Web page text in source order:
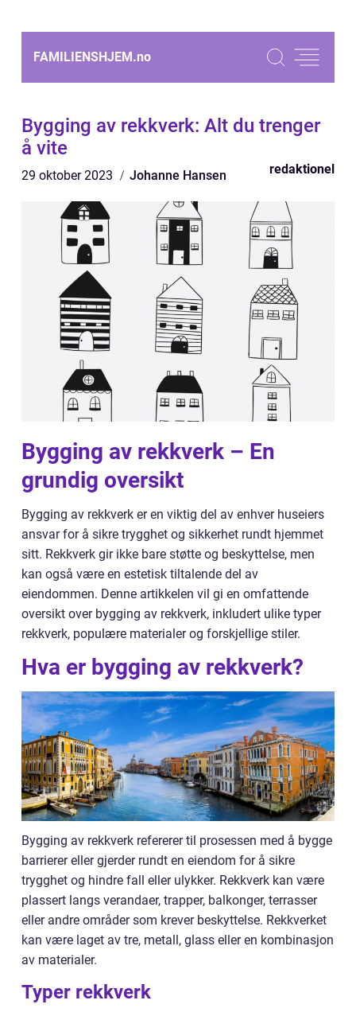
FAMILIENSHJEM.no
Bygging av rekkverk: Alt du trenger
å vite
29 oktober 2023 Johanne Hansen redaktionel
Bygging av rekkverk – En
grundig oversikt
Bygging av rekkverk er en viktig del av enhver huseiers
ansvar for å sikre trygghet og sikkerhet rundt hjemmet
sitt. Rekkverk gir ikke bare støtte og beskyttelse, men
kan også være en estetisk tiltalende del av
eiendommen. Denne artikkelen vil gi en omfattende
oversikt over bygging av rekkverk, inkludert ulike typer
rekkverk, populære materialer og forskjellige stiler.
Hva er bygging av rekkverk?
Bygging av rekkverk refererer til prosessen med å bygge
barrierer eller gjerder rundt en eiendom for å sikre
trygghet og hindre fall eller ulykker. Rekkverk kan være
plassert langs verandaer, trapper, balkonger, terrasser
eller andre områder som krever beskyttelse. Rekkverket
kan være laget av tre, metall, glass eller en kombinasjon
av materialer.
Typer rekkverk